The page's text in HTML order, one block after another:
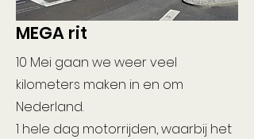
MEGA rit
10 Mei gaan we weer veel
kilometers maken in en om
Nederland.
1 hele dag motorrijden, waarbij het